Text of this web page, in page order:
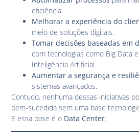
eficiência.
Melhorar a experiência do
meio de soluções digitais.
Tomar decisões baseadas em
com tecnologias como Big Data e
Inteligência Artificial.
Aumentar a segurança e
sistemas avançados.
Contudo, nenhuma dessas iniciativas
bem-sucedida sem uma base
E essa base é o Data Center.